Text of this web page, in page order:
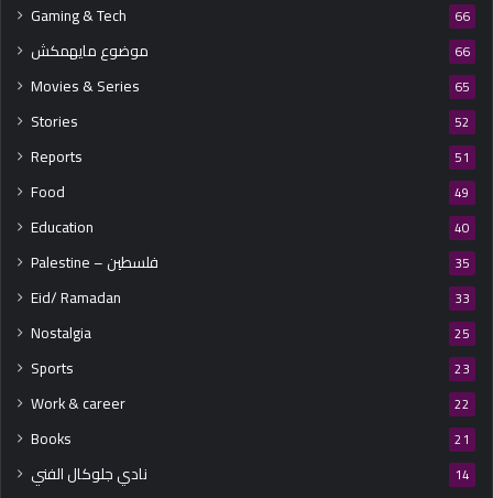
Gaming & Tech 66
موضوع مايهمكش 66
Movies & Series 65
Stories 52
Reports 51
Food 49
Education 40
Palestine – فلسطين 35
Eid/ Ramadan 33
Nostalgia 25
Sports 23
Work & career 22
Books 21
نادي جلوكال الفني 14